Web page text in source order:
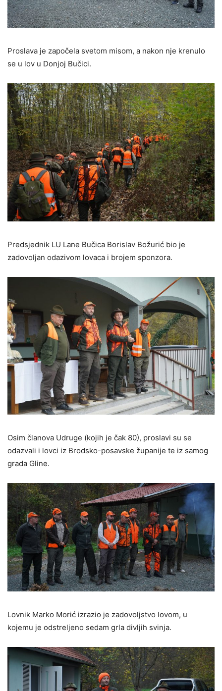
Proslava je započela svetom misom, a nakon nje krenulo
se u lov u Donjoj Bučici.
Predsjednik LU Lane Bučica Borislav Božurić bio je
zadovoljan odazivom lovaca i brojem sponzora.
Osim članova Udruge (kojih je čak 80), proslavi su se
odazvali i lovci iz Brodsko-posavske županije te iz samog
grada Gline.
Lovnik Marko Morić izrazio je zadovoljstvo lovom, u
kojemu je odstreljeno sedam grla divljih svinja.